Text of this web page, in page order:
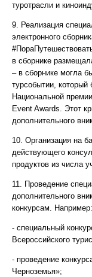
туротрасли и
9. Реализация
электронного
в сборнике
– в сборнике могла
турсобытии,
Национальной
Event Awards. Этот
дополнительного
10. Организация на
действующего
продуктов из числа
11. Проведение
дополнительного
конкурсам. Например:
- специальный
Всероссийского
- проведение
Черноземья»;